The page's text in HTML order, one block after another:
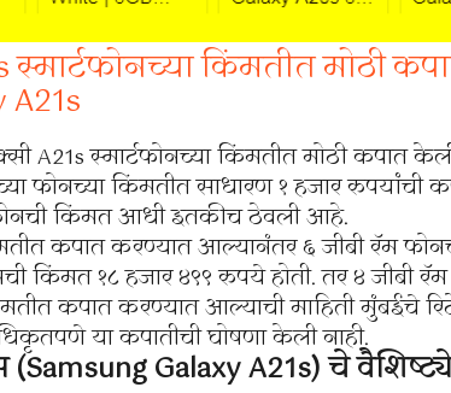
किंमतीत मोठी
A21s
स्मार्टफोनच्या किंमतीत मोठी कपात
फोनच्या किंमतीत साधारण १ हजार रुपयांची
किंमत आधी इतकीच ठेवली आहे.
कपात करण्यात आल्यानंतर ६ जीबी रॅम
१८ हजार ४९९ रुपये होती. तर ४ जीबी
कपात करण्यात आल्याची माहिती मुंबईचे
या कपातीची घोषणा केली नाही.
Galaxy A21s) चे